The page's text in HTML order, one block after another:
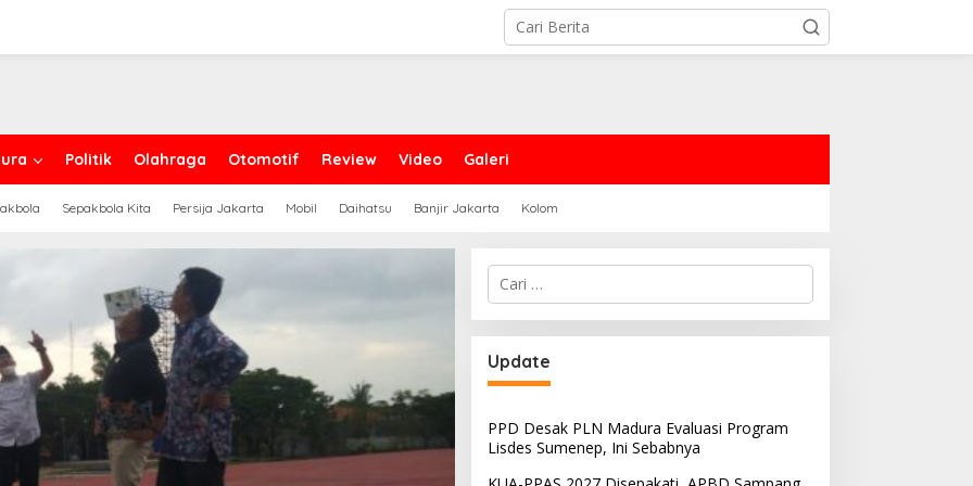
Politik Olahraga Otomotif Review Video Galeri
Sepakbola Kita Persija Jakarta Mobil Daihatsu Banjir Jakarta Kolom
Cari
untuk:
Update
PPD Desak PLN Madura Evaluasi Program
Lisdes Sumenep, Ini Sebabnya